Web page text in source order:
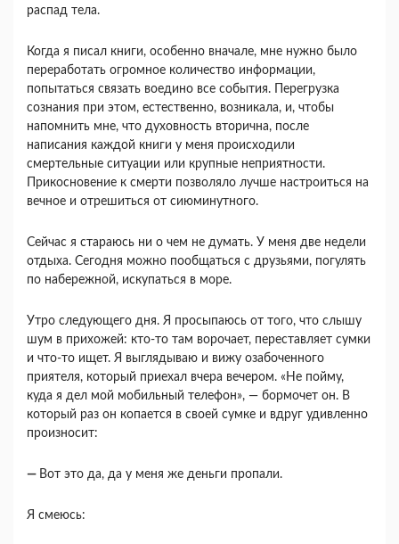
распад тела.
Когда я писал книги, особенно вначале, мне нужно было
переработать огромное количество информации,
попытаться связать воедино все со­бытия. Перегрузка
сознания при этом, естествен­но, возникала, и, чтобы
напомнить мне, что ду­ховность вторична, после
написания каждой кни­ги у меня происходили
смертельные ситуации или крупные неприятности.
Прикосновение к смерти позволяло лучше настроиться на
вечное и отре­шиться от сиюминутного.
Сейчас я стараюсь ни о чем не думать. У меня две недели
отдыха. Сегодня можно пообщаться с друзьями, погулять
по набережной, искупаться в море.
Утро следующего дня. Я просыпаюсь от того, что слышу
шум в прихожей: кто-то там ворочает, переставляет сумки
и что-то ищет. Я выглядываю и вижу озабоченного
приятеля, который приехал вчера вечером. «Не пойму,
куда я дел мой мобиль­ный телефон», — бормочет он. В
который раз он копается в своей сумке и вдруг удивленно
произ­носит:
— Вот это да, да у меня же деньги пропали.
Я смеюсь: